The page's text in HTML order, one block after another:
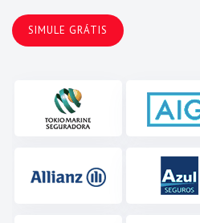
SIMULE GRÁTIS